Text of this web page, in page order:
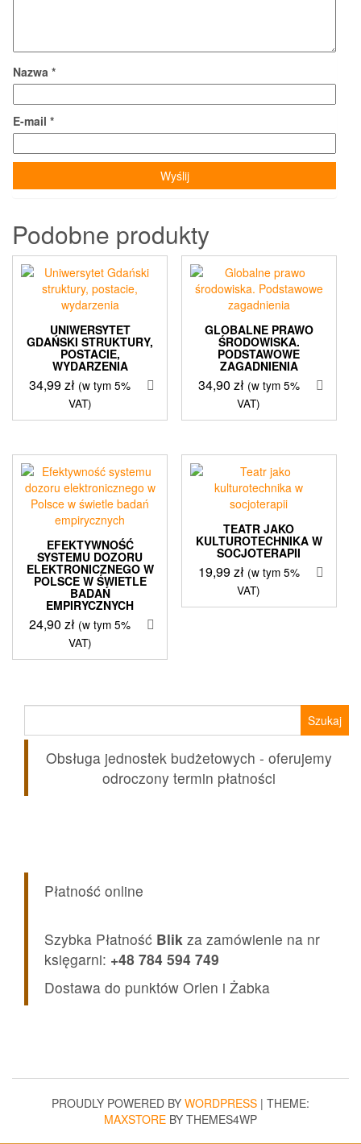
Nazwa *
E-mail *
Podobne produkty
UNIWERSYTET
GDAŃSKI STRUKTURY,
POSTACIE,
WYDARZENIA
34,99zł (w tym 5%
VAT)
GLOBALNE PRAWO
ŚRODOWISKA.
PODSTAWOWE
ZAGADNIENIA
34,90 zł (w tym 5%
VAT)
EFEKTYWNOŚĆ
SYSTEMU DOZORU
ELEKTRONICZNEGO W
POLSCE W ŚWIETLE
BADAŃ
EMPIRYCZNYCH
24,90zł (w tym 5%
VAT)
TEATR JAKO
KULTUROTECHNIKA W
SOCJOTERAPII
19,99zł (w tym 5%
VAT)
Obsługa jednostek budżetowych - oferujemy
odroczony termin płatności
Płatność online
Szybka Płatność Blik za zamówienie na nr
księgarni: +48 784 594 749
Dostawa do punktów Orlen i Żabka
PROUDLY POWERED BY WORDPRESS | THEME:
MAXSTORE BY THEMES4WP